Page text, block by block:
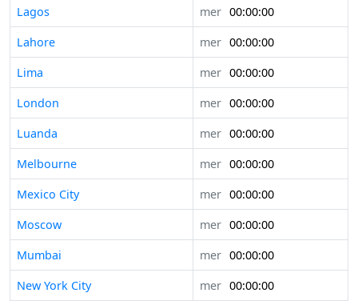
Lagos
mer 00:00:00
Lahore
mer 00:00:00
Lima
mer 00:00:00
London
mer 00:00:00
Luanda
mer 00:00:00
Melbourne
mer 00:00:00
Mexico City
mer 00:00:00
Moscow
mer 00:00:00
Mumbai
mer 00:00:00
New York City
mer 00:00:00